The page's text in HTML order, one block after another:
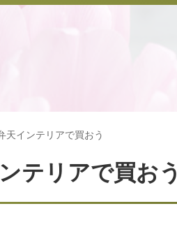
天インテリアで買おう
テリアで買おう